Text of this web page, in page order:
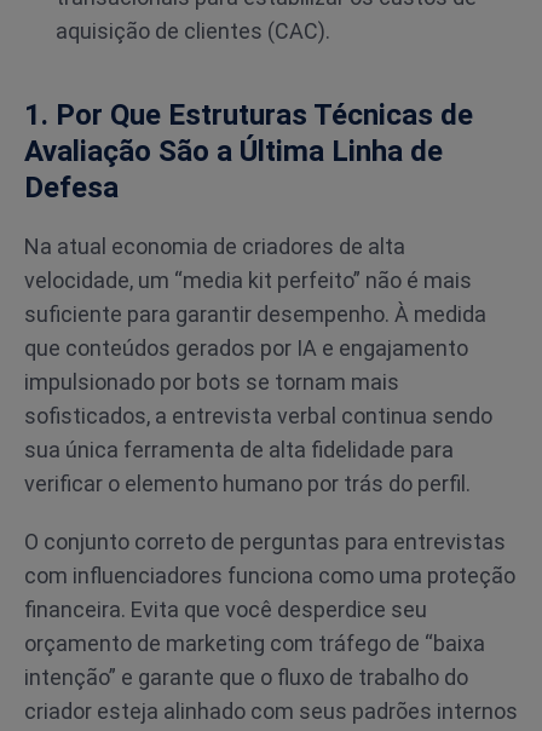
aquisição de clientes (CAC).
1. Por Que Estruturas Técnicas de
Avaliação São a Última Linha de
Defesa
Na atual economia de criadores de alta
velocidade, um “media kit perfeito” não é mais
suficiente para garantir desempenho. À medida
que conteúdos gerados por IA e engajamento
impulsionado por bots se tornam mais
sofisticados, a entrevista verbal continua sendo
sua única ferramenta de alta fidelidade para
verificar o elemento humano por trás do perfil.
O conjunto correto de perguntas para entrevistas
com influenciadores funciona como uma proteção
financeira. Evita que você desperdice seu
orçamento de marketing com tráfego de “baixa
intenção” e garante que o fluxo de trabalho do
criador esteja alinhado com seus padrões internos